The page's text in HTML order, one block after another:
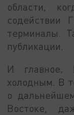
области,
содействии
терминалы.
публикации.
И главное,
холодным. В
о
Востоке,